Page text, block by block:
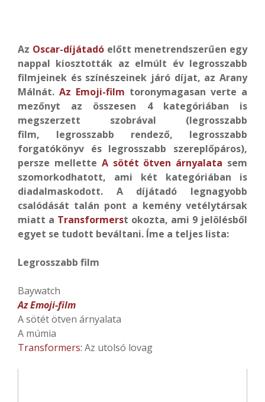
Az Oscar-díjátadó előtt menetrendszerűen egy
nappal kiosztották az elmúlt év legrosszabb
filmjeinek és színészeinek járó díjat, az Arany
Málnát. Az Emoji-film toronymagasan verte a
mezőnyt az összesen 4 kategóriában is
megszerzett szobrával (legrosszabb
film, legrosszabb rendező, legrosszabb
forgatókönyv és legrosszabb szereplőpáros),
persze mellette A sötét ötven árnyalata sem
szomorkodhatott, ami két kategóriában is
diadalmaskodott. A díjátadó legnagyobb
csalódását talán pont a kemény vetélytársak
miatt a Transformerst okozta, ami 9 jelölésből
egyet se tudott beváltani. Íme a teljes lista:
Legrosszabb film
Baywatch
Az Emoji-film
A sötét ötven árnyalata
A múmia
Transformers: Az utolsó lovag